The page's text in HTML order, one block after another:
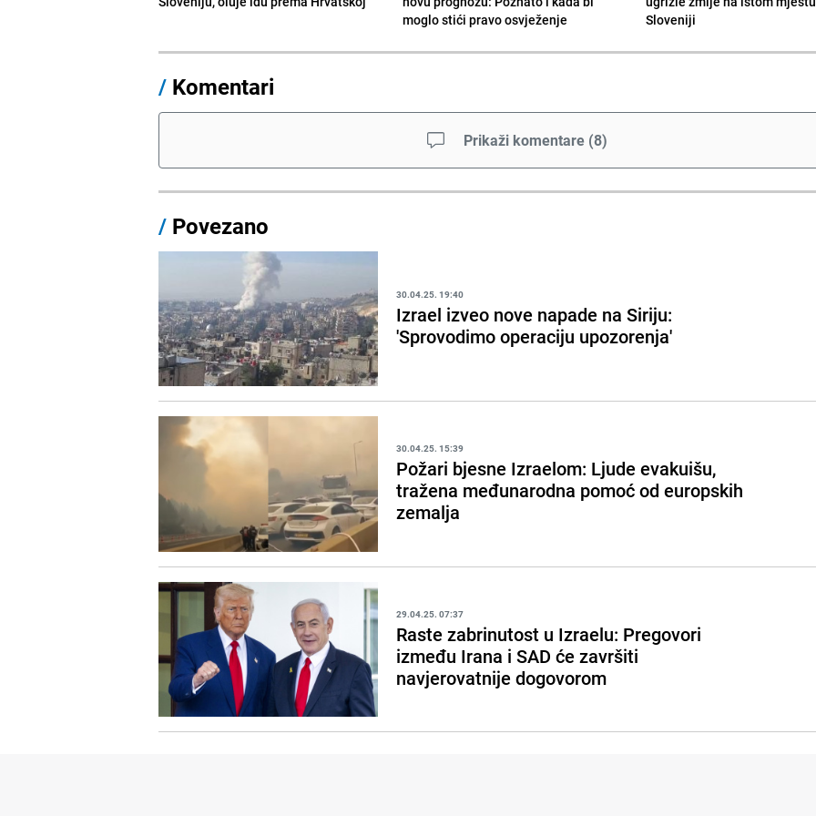
moglo stići pravo osvježenje
Sloveniji
/ Komentari
Prikaži komentare (8)
/ Povezano
30.04.25. 19:40
Izrael izveo nove napade na Siriju:
'Sprovodimo operaciju upozorenja'
30.04.25. 15:39
Požari bjesne Izraelom: Ljude evakuišu,
tražena međunarodna pomoć od europskih
zemalja
29.04.25. 07:37
Raste zabrinutost u Izraelu: Pregovori
između Irana i SAD će završiti
navjerovatnije dogovorom